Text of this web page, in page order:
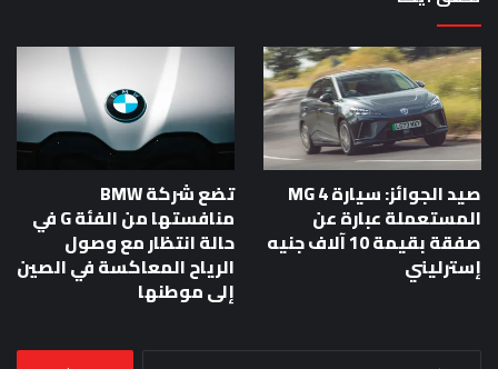
صيد الجوائز: سيارة MG 4
المستعملة عبارة عن
صفقة بقيمة 10 آلاف جنيه
إسترليني
تضع شركة BMW
منافستها من الفئة G في
حالة انتظار مع وصول
الرياح المعاكسة في الصين
إلى موطنها
البحث